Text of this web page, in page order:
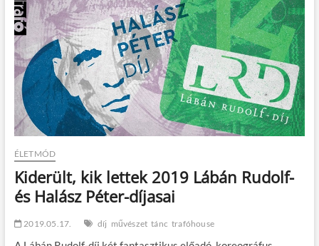
ÉLETMÓD
Kiderült, kik lettek 2019 Lábán Rudolf-
és Halász Péter-díjasai
2019.05.17. díj művészet tánc trafóhouse